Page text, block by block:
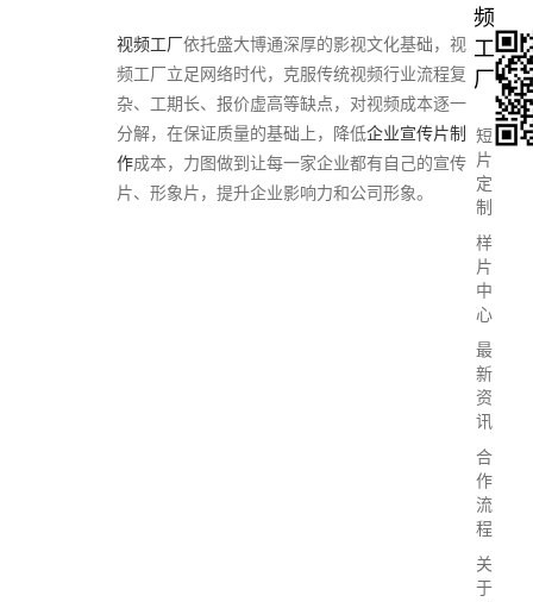
视频工厂 依托盛大博通深厚的影视文化基础，视
频工厂立足网络时代，克服传统视频行业流程复
杂、工期长、报价虚高等缺点，对视频成本逐一
分解，在保证质量的基础上，降低企业宣传片制
作成本，力图做到让每一家企业都有自己的宣传
片、形象片，提升企业影响力和公司形象。
频
工
厂
短
片
定
制
样
片
中
心
最
新
资
讯
合
作
流
程
关
于